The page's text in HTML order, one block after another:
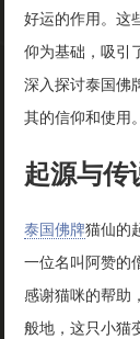
好运的作用。这
仰为基础，吸引
深入探讨泰国佛
其的信仰和使用。
起源与传
泰国佛牌猫仙的
一位名叫阿赞的
感谢猫咪的帮助
般地，这只小猫